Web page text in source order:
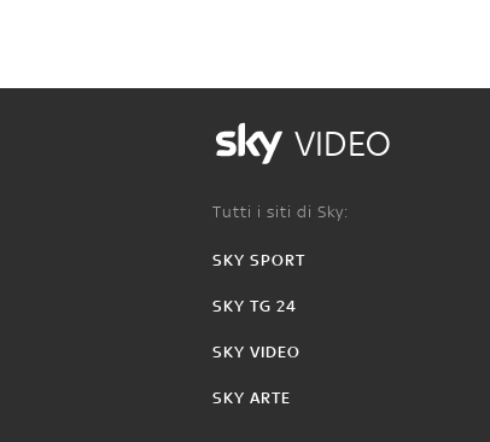
VIDEO
Tutti i siti di Sky:
SKY SPORT
SKY TG 24
SKY VIDEO
SKY ARTE